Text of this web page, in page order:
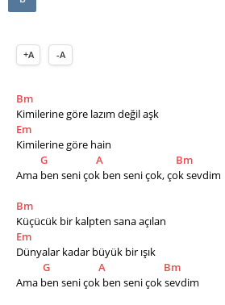
+A -A
Bm
Kimilerine göre lazım değil aşk
Em
Kimilerine göre hain
G
A
Bm
Ama ben seni çok ben seni çok, çok sevdim
Bm
Küçücük bir kalpten sana açılan
Em
Dünyalar kadar büyük bir ışık
G
A
Bm
Ama ben seni çok ben seni çok sevdim